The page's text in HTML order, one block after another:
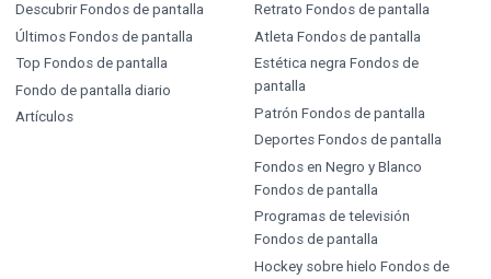
Descubrir Fondos de pantalla
Últimos Fondos de pantalla
Top Fondos de pantalla
Fondo de pantalla diario
Artículos
Retrato Fondos de pantalla
Atleta Fondos de pantalla
Estética negra Fondos de
pantalla
Patrón Fondos de pantalla
Deportes Fondos de pantalla
Fondos en Negro y Blanco
Fondos de pantalla
Programas de televisión
Fondos de pantalla
Hockey sobre hielo Fondos de